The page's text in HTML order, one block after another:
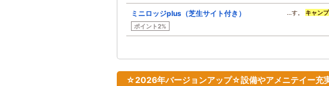
ミニロッジplus（芝生サイト付き）
ポイント2%
…す。 キャンプ
☆2026年バージョンアップ☆設備やアメニテイー充